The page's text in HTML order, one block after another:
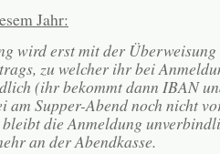
Jahr:
wird erst mit der Überweisung
zu welcher ihr bei
(ihr bekommt dann IBAN
am Supper-Abend noch nicht
die Anmeldung
an der Abendkasse.